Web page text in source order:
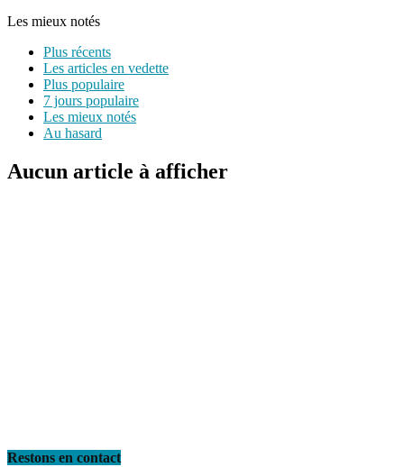
Les mieux notés
Plus récents
Les articles en vedette
Plus populaire
7 jours populaire
Les mieux notés
Au hasard
Aucun article à afficher
Restons en contact